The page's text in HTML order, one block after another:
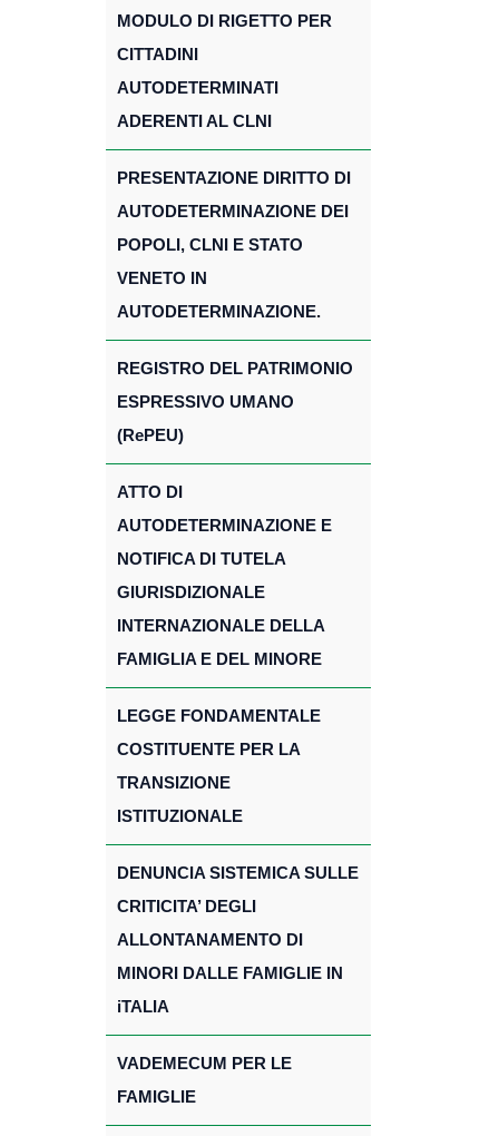
MODULO DI RIGETTO PER
CITTADINI
AUTODETERMINATI
ADERENTI AL CLNI
PRESENTAZIONE DIRITTO DI
AUTODETERMINAZIONE DEI
POPOLI, CLNI E STATO
VENETO IN
AUTODETERMINAZIONE.
REGISTRO DEL PATRIMONIO
ESPRESSIVO UMANO
(RePEU)
ATTO DI
AUTODETERMINAZIONE E
NOTIFICA DI TUTELA
GIURISDIZIONALE
INTERNAZIONALE DELLA
FAMIGLIA E DEL MINORE
LEGGE FONDAMENTALE
COSTITUENTE PER LA
TRANSIZIONE
ISTITUZIONALE
DENUNCIA SISTEMICA SULLE
CRITICITA’ DEGLI
ALLONTANAMENTO DI
MINORI DALLE FAMIGLIE IN
iTALIA
VADEMECUM PER LE
FAMIGLIE